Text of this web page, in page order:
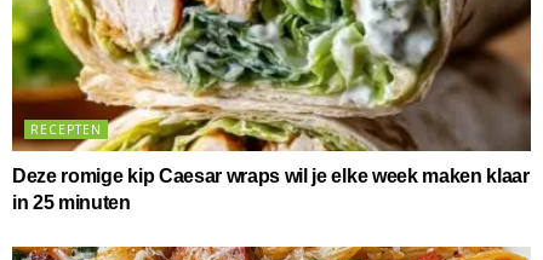
RECEPTEN
Deze romige kip Caesar wraps wil je elke week maken klaar
in 25 minuten